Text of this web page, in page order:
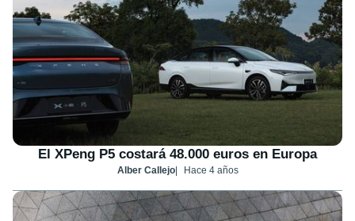
El XPeng P5 costará 48.000 euros en Europa
Alber Callejo Hace 4 años